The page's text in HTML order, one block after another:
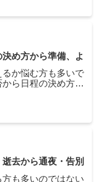
らげられれば幸い
め方から準備、よ
か悩む方も多いで
ら日程の決め方、
、ご親族への連絡
具体的な流れと注
去から通夜・告別
も多いのではない